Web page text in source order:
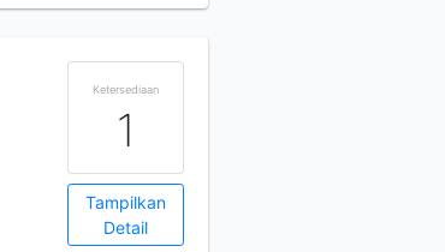
Ketersediaan
1
Tampilkan
Detail